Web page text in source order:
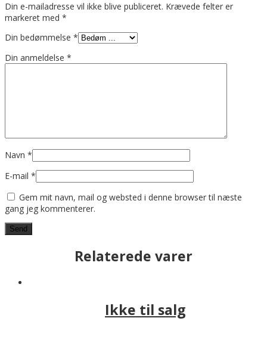
Din e-mailadresse vil ikke blive publiceret. Krævede felter er
markeret med *
Din bedømmelse *
Din anmeldelse *
Navn *
E-mail *
Gem mit navn, mail og websted i denne browser til næste
gang jeg kommenterer.
Relaterede varer
Ikke til salg